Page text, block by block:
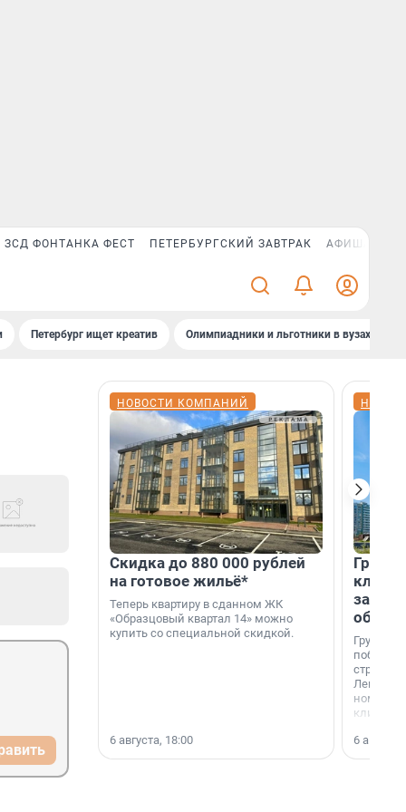
ЗСД ФОНТАНКА ФЕСТ ПЕТЕРБУРГСКИЙ ЗАВТРАК АФИША PLUS
Петербург ищет креатив Олимпиадники и льготники в вузах СПб
НОВОСТИ КОМПАНИЙ
Скидка до 880 000 рублей
на готовое жильё*
Теперь квартиру в сданном ЖК
«Образцовый квартал 14» можно
купить со специальной скидкой.
6 августа, 18:00
Группа
области».
6